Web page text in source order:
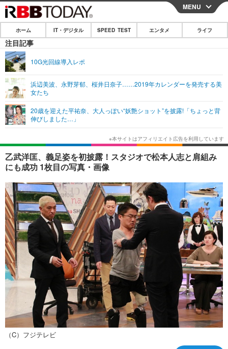
CLOSE
ホーム
IT・デジタル
ショッピング その他
SPEED TEST
エンタメ
エンタメTOP
韓国・芸能
音楽 スポーツ
ショッピング その他
ライフ
ライフTOP グルメ
ペット ショッピング
その他
リリース一覧
プッシュ通知の停止方法
MENU
ホーム IT・デジタル SPEED TEST エンタメ ライフ
注目記事
10G光回線導入レポ
浜辺美波、永野芽郁、桜井日奈子……2019年カレンダーを発売する美
女たち
20歳を迎えた平祐奈、大人っぽい“妖艶ショット”を披露!「ちょっと背
伸びしました…」
乙武洋匡、義足姿を初披露！スタジオで松本人志と肩組み
にも成功 1枚目の写真・画像
（C）フジテレビ